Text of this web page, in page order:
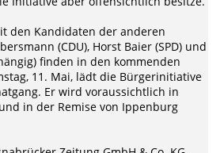
den Kandidaten der anderen
(CDU), Horst Baier (SPD) und
finden in den kommenden
11. Mai, lädt die Bürgerinitiative
Er wird voraussichtlich in
in der Remise von Ippenburg